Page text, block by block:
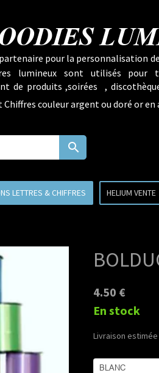
pour la personnalisation
lumineux sont utilisés pour
de produits ,soirées ,
couleur argent ou doré or
search
LETTRES & CHIFFRES HELIUM VENTE
4.50 €
En stock
Livraison estimée